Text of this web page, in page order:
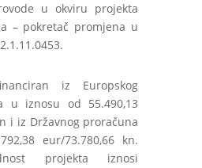
u okviru projekta
– pokretač promjena u
iz Europskog
u iznosu od 55.490,13
i iz Državnog proračuna
eur/73.780,66 kn.
projekta iznosi